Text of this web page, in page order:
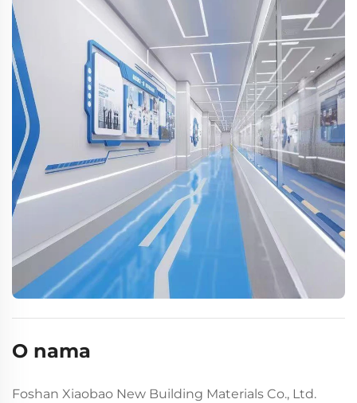
O nama
Foshan Xiaobao New Building Materials Co., Ltd.